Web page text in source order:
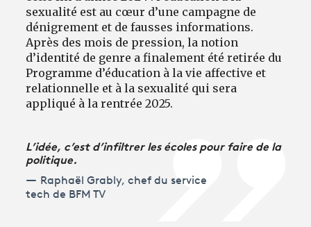
sexualité est au cœur d’une campagne de
dénigrement et de fausses informations.
Après des mois de pression, la notion
d’identité de genre a finalement été retirée du
Programme d’éducation à la vie affective et
relationnelle et à la sexualité qui sera
appliqué à la rentrée 2025.
L’idée, c’est d’infiltrer les écoles pour faire de la
politique.
Raphaël Grably, chef du service
tech de BFM TV